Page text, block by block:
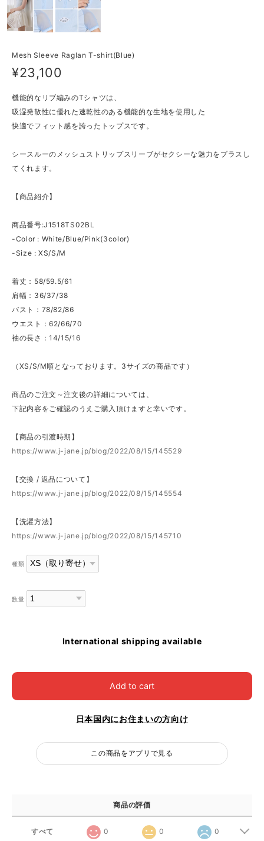
Mesh Sleeve Raglan T-shirt(Blue)
¥23,100
機能的なリブ編みのTシャツは、
吸湿発散性に優れた速乾性のある機能的な生地を使用した
快適でフィット感を誇ったトップスです。
シースルーのメッシュストリップスリーブがセクシーな魅力をプラスし
てくれます。
【商品紹介】
商品番号:J1518TS02BL
-Color : White/Blue/Pink(3color)
-Size : XS/S/M
着丈：58/59.5/61
肩幅：36/37/38
バスト：78/82/86
ウエスト：62/66/70
袖の長さ：14/15/16
（XS/S/M順となっております。3サイズの商品です）
商品のご注文～注文後の詳細については、
下記内容をご確認のうえご購入頂けますと幸いです。
【商品の引渡時期】
https://www.j-jane.jp/blog/2022/08/15/145529
【交換 / 返品について】
https://www.j-jane.jp/blog/2022/08/15/145554
【洗濯方法】
https://www.j-jane.jp/blog/2022/08/15/145710
種類
数量
International shipping available
Add to cart
日本国内にお住まいの方向け
この商品をアプリで見る
商品の評価
すべて 0 0 0